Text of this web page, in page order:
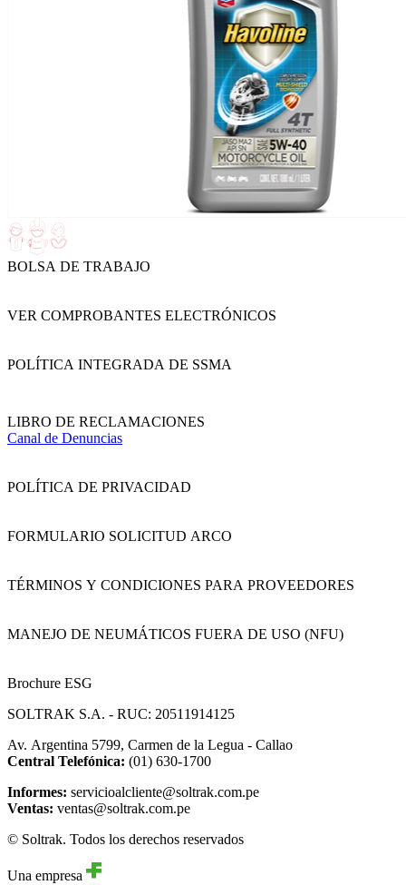
BOLSA DE TRABAJO
VER COMPROBANTES ELECTRÓNICOS
POLÍTICA INTEGRADA DE SSMA
LIBRO DE RECLAMACIONES
Canal de Denuncias
POLÍTICA DE PRIVACIDAD
FORMULARIO SOLICITUD ARCO
TÉRMINOS Y CONDICIONES PARA PROVEEDORES
MANEJO DE NEUMÁTICOS FUERA DE USO (NFU)
Brochure ESG
SOLTRAK S.A. - RUC: 20511914125
Av. Argentina 5799, Carmen de la Legua - Callao
Central Telefónica: (01) 630-1700
Informes: servicioalcliente@soltrak.com.pe
Ventas: ventas@soltrak.com.pe
© Soltrak. Todos los derechos reservados
Una empresa